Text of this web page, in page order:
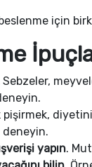
için
Sebzeler,
pişirmek,
deneyin.
yapın.